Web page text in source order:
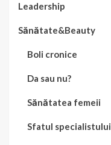
Leadership
Sănătate&Beauty
Boli cronice
Da sau nu?
Sănătatea femeii
Sfatul specialistului